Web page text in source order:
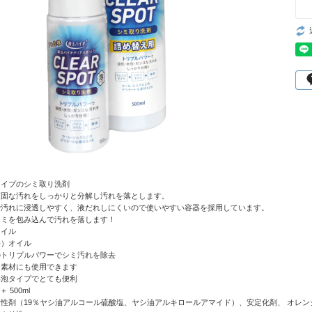
プのシミ取り洗剤
な汚れをしっかりと分解し汚れを落とします。
れに浸透しやすく、液だれしにくいので使いやすい容器を採用しています。
を包み込んで汚れを落します！
ル
オイル
リプルパワーでシミ汚れを除去
材にも使用できます
タイプでとても便利
500ml
剤（19％ヤシ油アルコール硫酸塩、ヤシ油アルキロールアマイド）、安定化剤、 オレ